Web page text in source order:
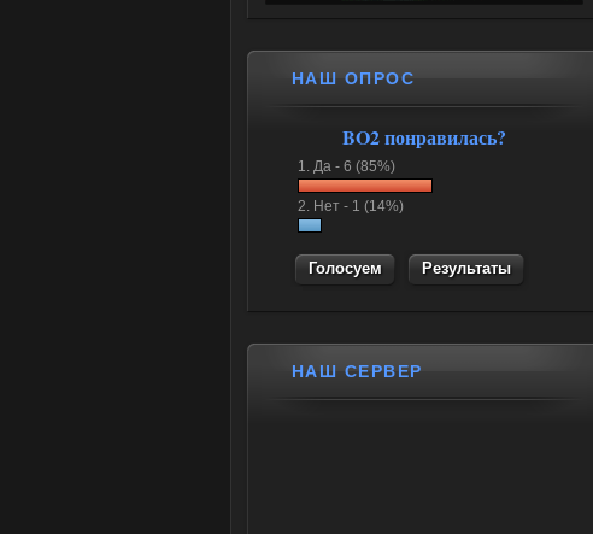
НАШ ОПРОС
BO2 понравилась?
1. Да - 6 (85%)
2. Нет - 1 (14%)
Результаты
НАШ СЕРВЕР